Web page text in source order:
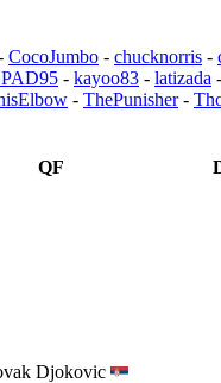
CocoJumbo - chucknorris -
- kayoo83 - latizada -
- ThePunisher-
QF
Djokovic